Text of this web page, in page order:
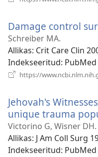
Damage control
Schreiber MA.
Allikas‎: Crit Care Clin
Indekseeritud‎:
https://
Jehovah's
unique trauma
Victorino G, Wisner DH.
Allikas‎: J Am Coll Surg
Indekseeritud‎: